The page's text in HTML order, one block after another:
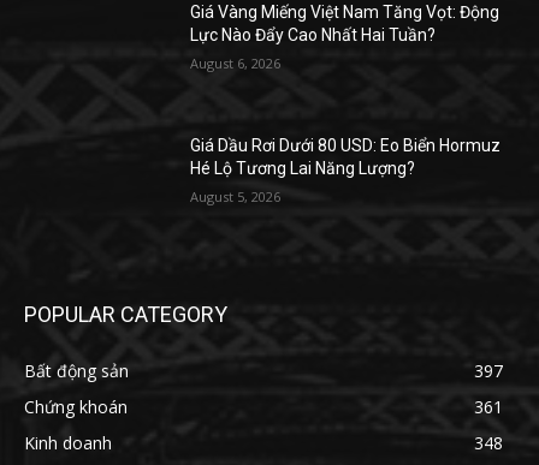
Giá Vàng Miếng Việt Nam Tăng Vọt: Động
Lực Nào Đẩy Cao Nhất Hai Tuần?
August 6, 2026
Giá Dầu Rơi Dưới 80 USD: Eo Biển Hormuz
Hé Lộ Tương Lai Năng Lượng?
August 5, 2026
POPULAR CATEGORY
Bất động sản
397
Chứng khoán
361
Kinh doanh
348